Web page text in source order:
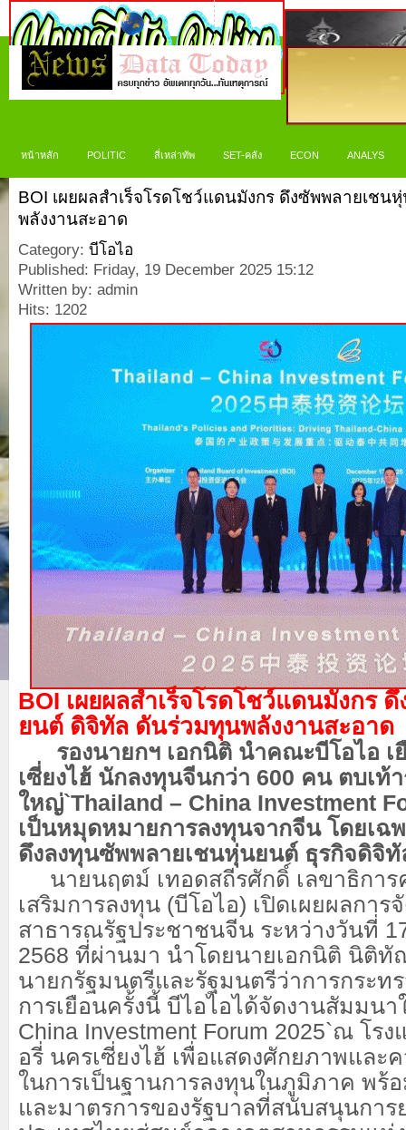
หน้าหลัก POLITIC สี่เหล่าทัพ SET-คลัง ECON ANALYS
BOI เผยผลสำเร็จโรดโชว์แดนมังกร ดึงซัพพลายเช
พลังงานสะอาด
Category: บีโอไอ
Published: Friday, 19 December 2025 15:12
Written by: admin
Hits: 1202
BOI เผยผลสำเร็จโรดโชว์แดนมังกร
ยนต์ ดิจิทัล ดันร่วมทุนพลังงานสะอาด
รองนายกฯ เอกนิติ นำคณะบีโอไอ เ
เซี่ยงไฮ้ นักลงทุนจีนกว่า 600 คน ตบเท้
ใหญ่`Thailand – China Investment
เป็นหมุดหมายการลงทุนจากจีน โดยเฉ
ดึงลงทุนซัพพลายเชนหุ่นยนต์ ธุรกิจดิจิทั
นายนฤตม์ เทอดสถีรศักดิ์ เลขาธิการ
เสริมการลงทุน (บีโอไอ) เปิดเผยผลการ
สาธารณรัฐประชาชนจีน ระหว่างวันที่
2568 ที่ผ่านมา นำโดยนายเอกนิติ นิติ
นายกรัฐมนตรีและรัฐมนตรีว่าการกระท
การเยือนครั้งนี้ บีไอไอได้จัดงานสัมมนา
China Investment Forum 2025`ณ โรง
อรี่ นครเซี่ยงไฮ้ เพื่อแสดงศักยภาพและ
ในการเป็นฐานการลงทุนในภูมิภาค พร้
และมาตรการของรัฐบาลที่สนับสนุนการ